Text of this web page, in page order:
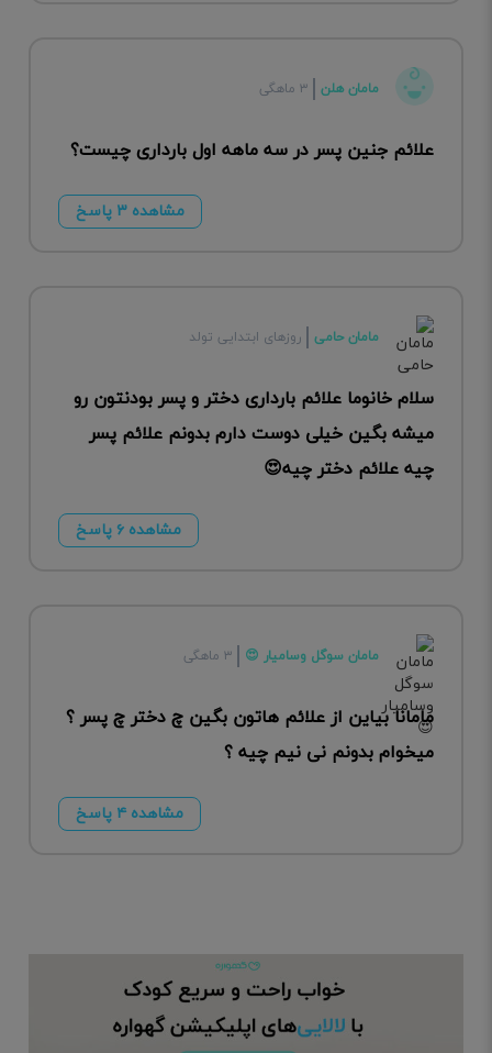
مامان هلن ۳ ماهگی
علائم جنین پسر در سه ماهه اول بارداری چیست؟
مشاهده ۳ پاسخ
مامان حامی روزهای ابتدایی تولد
سلام خانوما علائم بارداری دختر و پسر بودنتون رو
میشه بگین خیلی دوست دارم بدونم علائم پسر
چیه علائم دختر چیه😍
مشاهده ۶ پاسخ
مامان سوگل وسامیار 😍 ۳ ماهگی
مامانا بیاین از علائم هاتون بگین چ دختر چ پسر ؟
میخوام بدونم نی نیم چیه ؟
مشاهده ۴ پاسخ